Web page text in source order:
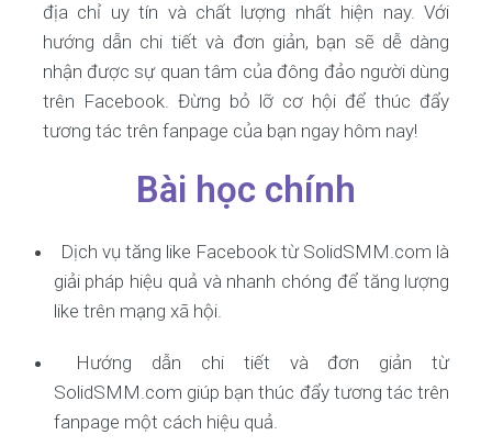
địa chỉ uy tín và chất lượng nhất hiện nay. Với
hướng dẫn chi tiết và đơn giản, bạn sẽ dễ dàng
nhận được sự quan tâm của đông đảo người dùng
trên Facebook. Đừng bỏ lỡ cơ hội để thúc đẩy
tương tác trên fanpage của bạn ngay hôm nay!
Bài học chính
Dịch vụ tăng like Facebook từ SolidSMM.com là
giải pháp hiệu quả và nhanh chóng để tăng lượng
like trên mạng xã hội.
Hướng dẫn chi tiết và đơn giản từ
SolidSMM.com giúp bạn thúc đẩy tương tác trên
fanpage một cách hiệu quả.